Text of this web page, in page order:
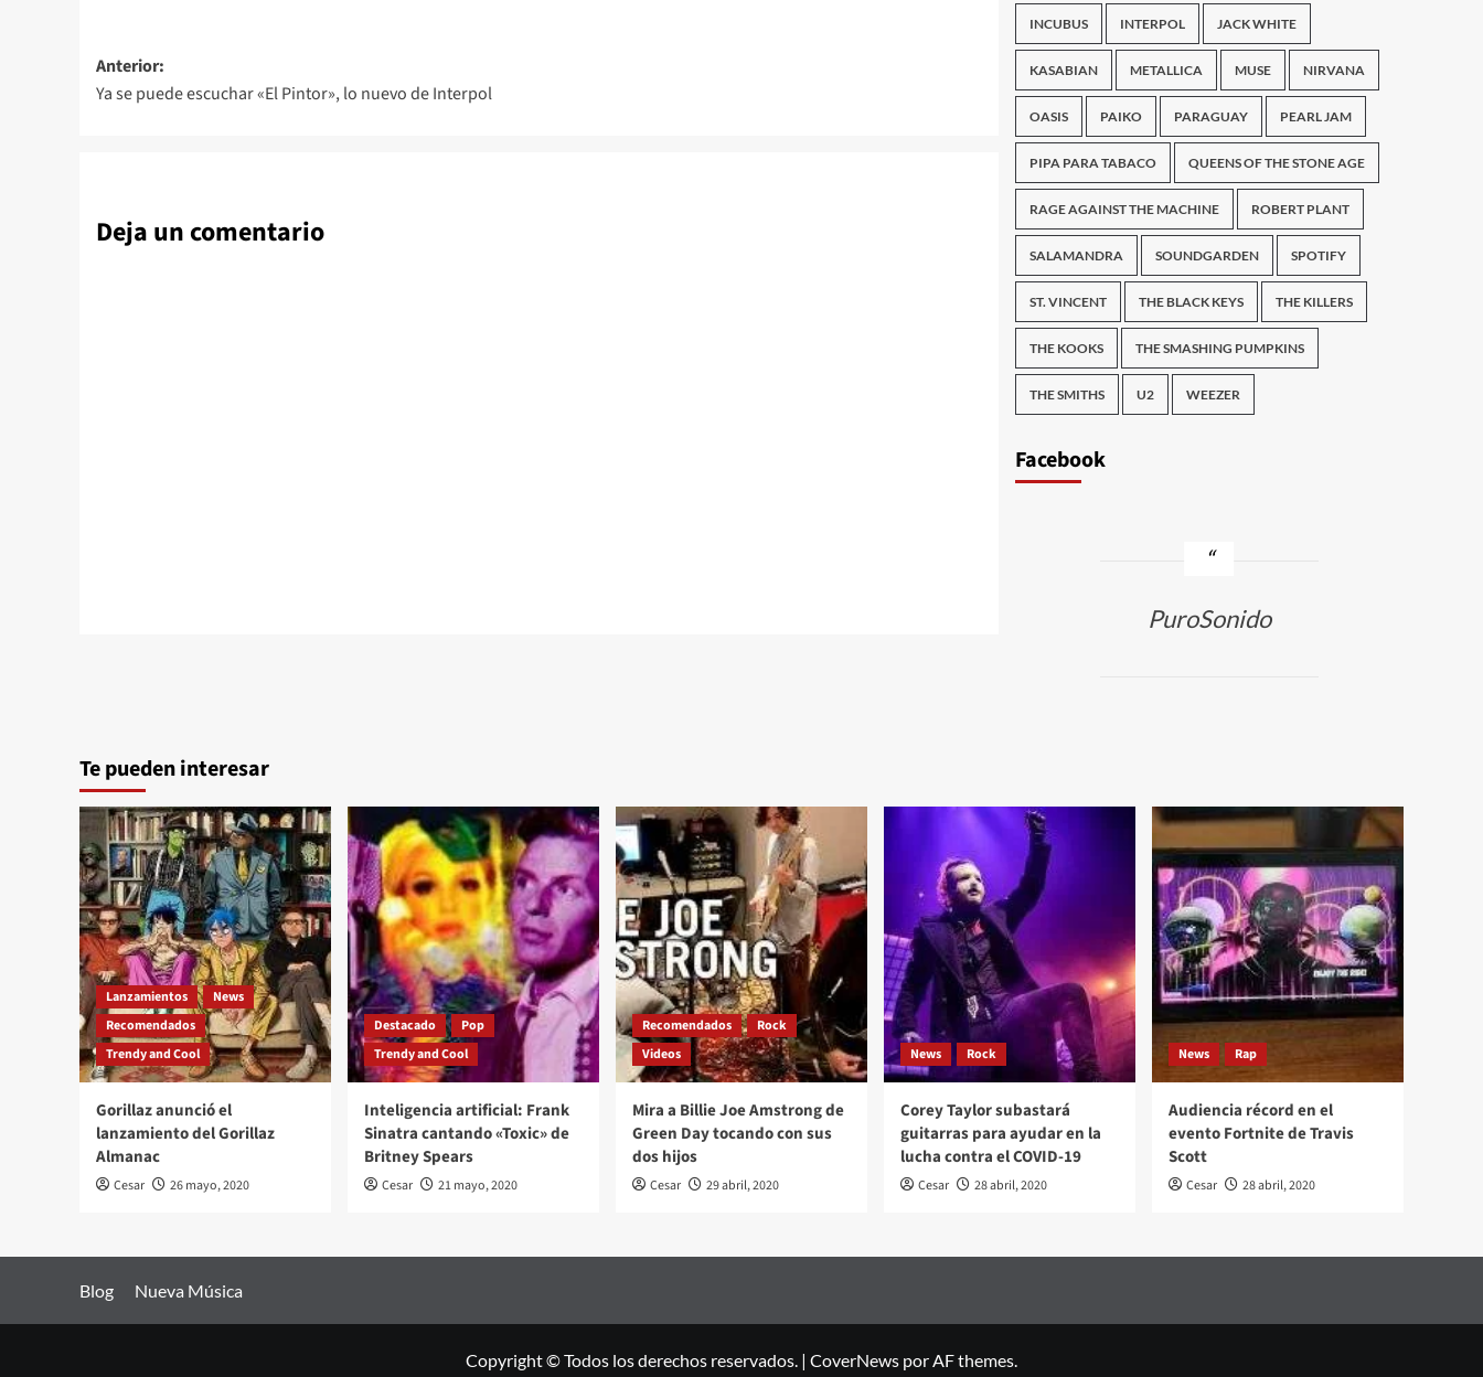
Navegación
de
Anterior:
Ya se puede escuchar «El Pintor», lo nuevo de Interpol
Deja un comentario
INCUBUS INTERPOL JACK WHITE
KASABIAN METALLICA MUSE NIRVANA
OASIS PAIKO PARAGUAY PEARL JAM
PIPA PARA TABACO QUEENS OF THE STONE AGE
RAGE AGAINST THE MACHINE ROBERT PLANT
SALAMANDRA SOUNDGARDEN SPOTIFY
ST. VINCENT THE BLACK KEYS THE KILLERS
THE KOOKS THE SMASHING PUMPKINS
THE SMITHS U2 WEEZER
Facebook
PuroSonido
Te pueden interesar
Lanzamientos
News
Recomendados
Trendy and Cool
Gorillaz anunció el
lanzamiento del Gorillaz
Almanac
Cesar 26 mayo, 2020
Destacado
Pop
Trendy and Cool
Inteligencia artificial: Frank
Sinatra cantando «Toxic» de
Britney Spears
Cesar 21 mayo, 2020
Recomendados
Rock
Videos
Mira a Billie Joe Amstrong de
Green Day tocando con sus
dos hijos
Cesar 29 abril, 2020
News Rock
Corey Taylor subastará
guitarras para ayudar en la
lucha contra el COVID-19
Cesar 28 abril, 2020
News Rap
Audiencia récord en el
evento Fortnite de Travis
Scott
Cesar 28 abril, 2020
Blog Nueva Música
Copyright © Todos los derechos reservados. | CoverNews por AF themes.